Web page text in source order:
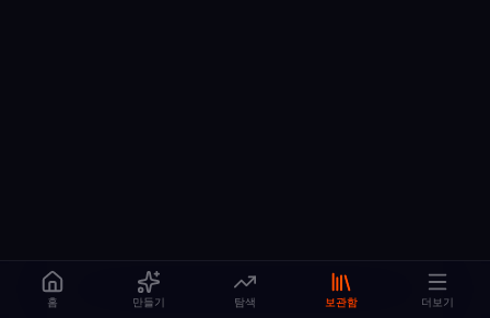
홈 만들기 탐색 보관함 더보기